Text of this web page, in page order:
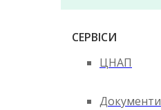
СЕРВІСИ
ЦНАП
Документи